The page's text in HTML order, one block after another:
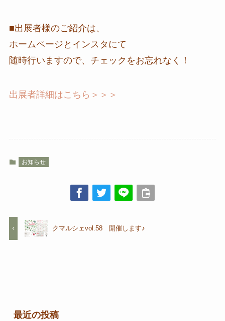
■出展者様のご紹介は、
ホームページとインスタにて
随時行いますので、チェックをお忘れなく！
出展者詳細はこちら＞＞＞
お知らせ
クマルシェvol.58 開催します♪
最近の投稿